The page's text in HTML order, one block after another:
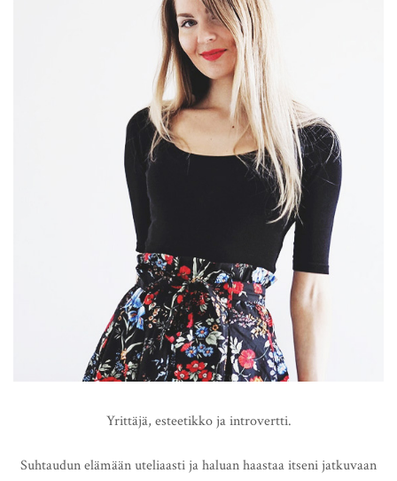
Yrittäjä, esteetikko ja introvertti.
Suhtaudun elämään uteliaasti ja haluan haastaa itseni jatkuvaan